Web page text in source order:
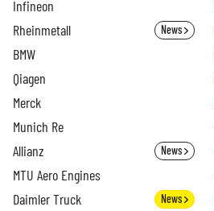
Infineon
Rheinmetall News
BMW
Qiagen
Merck
Munich Re
Allianz News
MTU Aero Engines
Daimler Truck News